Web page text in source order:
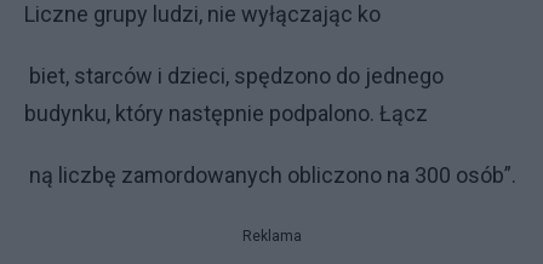
Liczne grupy ludzi, nie wyłączając ko
biet, starców i dzieci, spędzono do jednego
budynku, który następnie podpalono. Łącz
ną liczbę zamordowanych obliczono na 300 osób”.
Reklama